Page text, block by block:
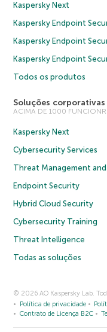
Kaspersky Next
Kaspersky Endpoint
Kaspersky Endpoint
Kaspersky Endpoint
Todos os produtos
Soluções corporativas
ACIMA DE 1000
Kaspersky Next
Cybersecurity Services
Threat Management
Endpoint Security
Hybrid Cloud Security
Cybersecurity Training
Threat Intelligence
Todas as soluções
© 2026 AO Kaspersky Lab.
Política de privacidade
Contrato de Licença B2C